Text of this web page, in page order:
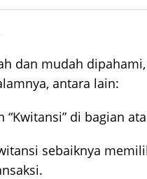
dan mudah
antara lain:
“Kwitansi” di bagian
sebaiknya